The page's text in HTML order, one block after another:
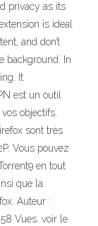
privacy as its
is ideal
and don’t
background. In
It
est un outil
objectifs.
sont très
Vous pouvez
en tout
que la
Auteur :
Vues. voir le